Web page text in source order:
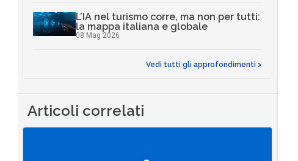
L’IA nel turismo corre, ma non per tutti:
la mappa italiana e globale
08 Mag 2026
Vedi tutti gli approfondimenti >
Articoli correlati